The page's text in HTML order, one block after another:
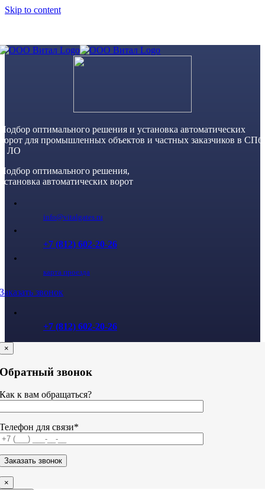
Skip to content
Подбор оптимального решения и установка автоматических
ворот для промышленных объектов и частных заказчиков в СПб
и ЛО
Подбор оптимального решения,
установка автоматических ворот
info@vitalgates.ru
+7 (812) 602-20-26
карта проезда
Заказать звонок
+7 (812) 602-20-26
×
Обратный звонок
Как к вам обращаться?
Телефон для связи*
×